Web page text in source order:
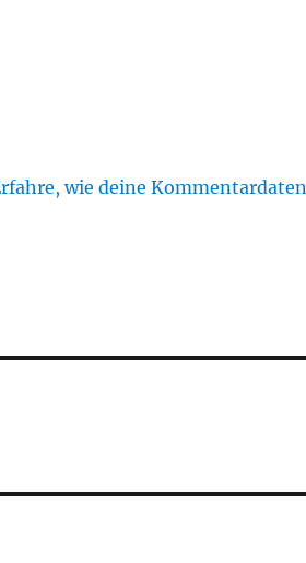
wie deine Kommentardaten